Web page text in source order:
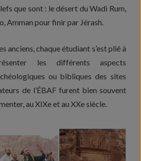
que sont : le désert du Wadi Rum,
Amman pour finir par Jérash.
anciens, chaque étudiant s’est plié à
les différents aspects
ou bibliques des sites
de l’ÉBAF furent bien souvent
au XIXe et au XXe siècle.